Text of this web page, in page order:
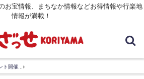
お宝情報、まちなか情報などお得情報や行楽地
情報が満載！
ト開催